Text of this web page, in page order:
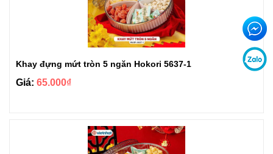
Khay đựng mứt tròn 5 ngăn Hokori 5637-1
Giá: 65.000₫